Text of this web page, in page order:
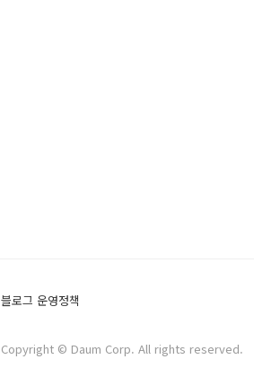
블로그 운영정책
Copyright © Daum Corp. All rights reserved.